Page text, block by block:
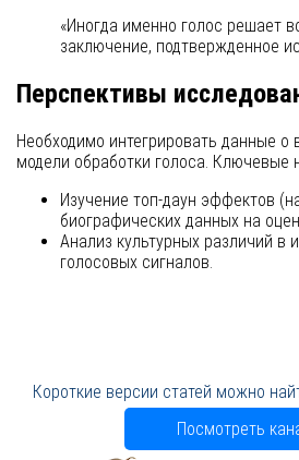
«Иногда именно голос решает
заключение, подтвержденное
Перспективы
Необходимо интегрировать данные о
модели обработки голоса. Ключевые
Изучение топ-даун эффектов
биографических данных на
Анализ культурных различий в
голосовых сигналов.
Короткие версии статей можно
Посмотреть